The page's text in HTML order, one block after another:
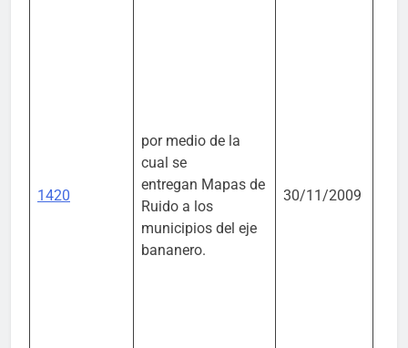
1420
por medio de la
cual se
entregan Mapas de
Ruido a los
municipios del eje
bananero.
30/11/2009